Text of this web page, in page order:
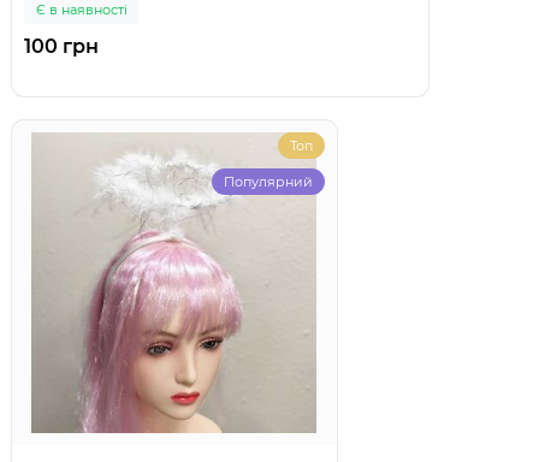
Є в наявності
100 грн
Топ
Популярний